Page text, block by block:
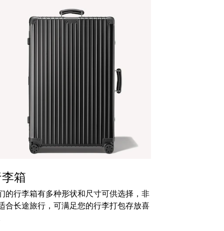
箱
的行李箱有多种形状和尺寸可供选择，非
合长途旅行，可满足您的行李打包存放喜